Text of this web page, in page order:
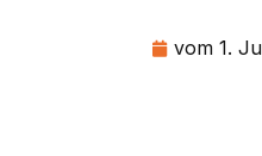
vom 1.